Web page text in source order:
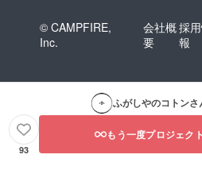
© CAMPFIRE,
Inc.
会社概
要
採
報
ふがしやのコトンさ
93
もう一度プロジェク